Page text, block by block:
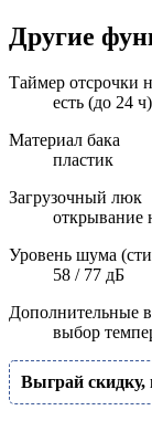
Другие
Таймер отсрочки
есть (до 24 ч)
Материал бака
пластик
Загрузочный люк
открывание
Уровень шума
58 / 77 дБ
Дополнительные
выбор
Выграй